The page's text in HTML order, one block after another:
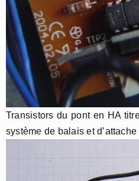
Transistors du pont en HA
système de balais et